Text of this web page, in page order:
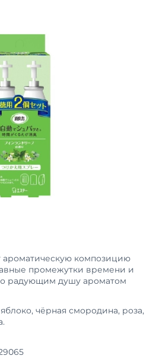
композицию
промежутки времени и
радующим душу ароматом
чёрная смородина, роза,